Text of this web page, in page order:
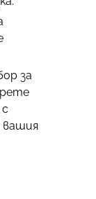
за
вашия